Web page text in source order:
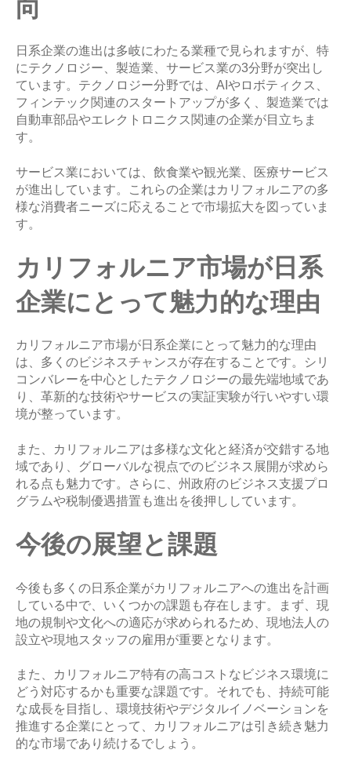
向
日系企業の進出は多岐にわたる業種で見られますが、特
にテクノロジー、製造業、サービス業の3分野が突出し
ています。テクノロジー分野では、AIやロボティクス、
フィンテック関連のスタートアップが多く、製造業では
自動車部品やエレクトロニクス関連の企業が目立ちま
す。
サービス業においては、飲食業や観光業、医療サービス
が進出しています。これらの企業はカリフォルニアの多
様な消費者ニーズに応えることで市場拡大を図っていま
す。
カリフォルニア市場が日系
企業にとって魅力的な理由
カリフォルニア市場が日系企業にとって魅力的な理由
は、多くのビジネスチャンスが存在することです。シリ
コンバレーを中心としたテクノロジーの最先端地域であ
り、革新的な技術やサービスの実証実験が行いやすい環
境が整っています。
また、カリフォルニアは多様な文化と経済が交錯する地
域であり、グローバルな視点でのビジネス展開が求めら
れる点も魅力です。さらに、州政府のビジネス支援プロ
グラムや税制優遇措置も進出を後押ししています。
今後の展望と課題
今後も多くの日系企業がカリフォルニアへの進出を計画
している中で、いくつかの課題も存在します。まず、現
地の規制や文化への適応が求められるため、現地法人の
設立や現地スタッフの雇用が重要となります。
また、カリフォルニア特有の高コストなビジネス環境に
どう対応するかも重要な課題です。それでも、持続可能
な成長を目指し、環境技術やデジタルイノベーションを
推進する企業にとって、カリフォルニアは引き続き魅力
的な市場であり続けるでしょう。